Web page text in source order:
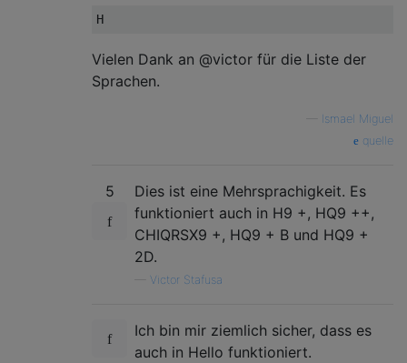
Vielen Dank an @victor für die Liste der
Sprachen.
Ismael Miguel
quelle
5
Dies ist eine Mehrsprachigkeit. Es
funktioniert auch in H9 +, HQ9 ++,
CHIQRSX9 +, HQ9 + B und HQ9 +
2D.
Victor Stafusa
Ich bin mir ziemlich sicher, dass es
auch in Hello funktioniert.